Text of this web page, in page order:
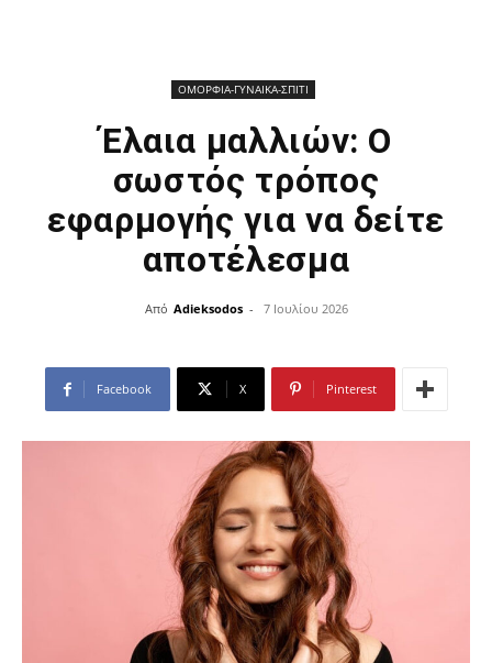
ΟΜΟΡΦΙΑ-ΓΥΝΑΙΚΑ-ΣΠΙΤΙ
Έλαια μαλλιών: Ο
σωστός τρόπος
εφαρμογής για να δείτε
αποτέλεσμα
Από Adieksodos - 7 Ιουλίου 2026
Facebook X Pinterest